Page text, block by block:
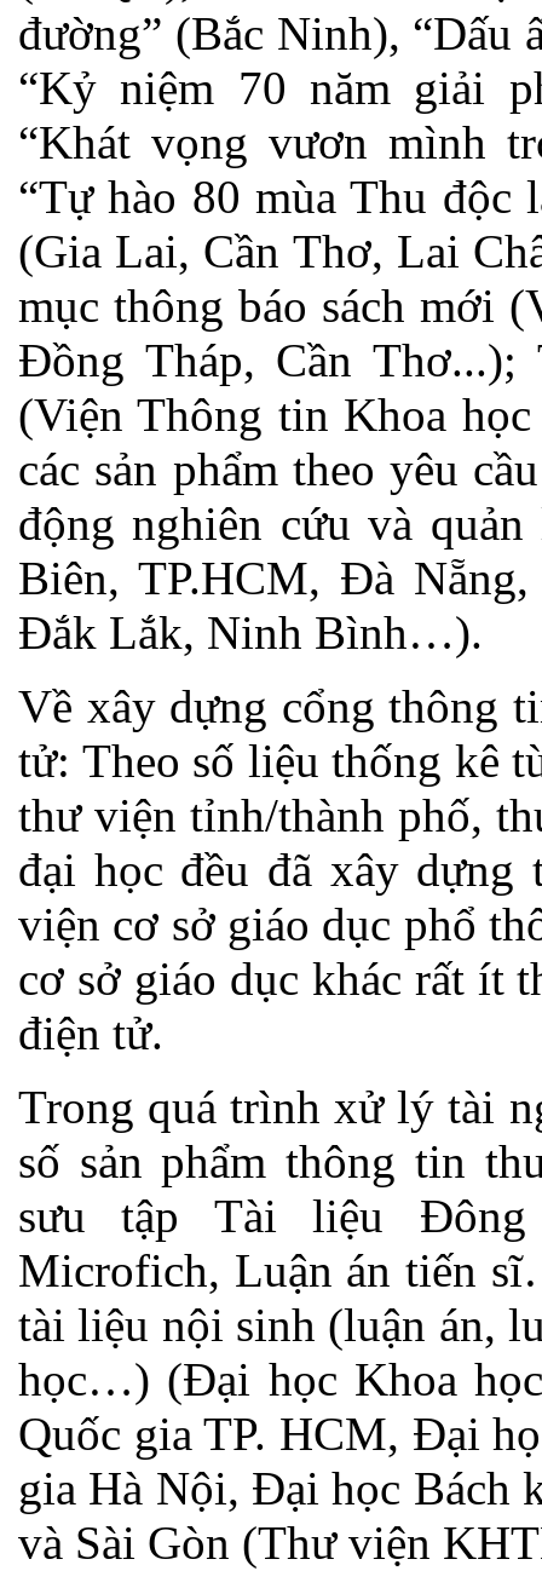
đường” (Bắc Ninh), “Dấu
“Kỷ niệm 70 năm giải
“Khát vọng vươn mình
“Tự hào 80 mùa Thu độc
(Gia Lai, Cần Thơ, Lai
mục thông báo sách mới
Đồng Tháp, Cần
(Viện Thông tin Khoa
các sản phẩm theo yêu
động nghiên cứu và
Biên, TP.HCM, Đà
Đắk Lắk, Ninh Bình…).
Về xây dựng cổng thông
tử: Theo số liệu thống kê
thư viện tỉnh/thành phố,
đại học đều đã xây
viện cơ sở giáo dục phổ
cơ sở giáo dục khác rất ít
điện tử.
Trong quá trình xử lý tài
số sản phẩm thông tin
sưu tập Tài liệu
Microfich, Luận án tiến
tài liệu nội sinh (luận án,
học…) (Đại học Khoa
Quốc gia TP. HCM, Đại
gia Hà Nội, Đại học Bách
và Sài Gòn (Thư viện